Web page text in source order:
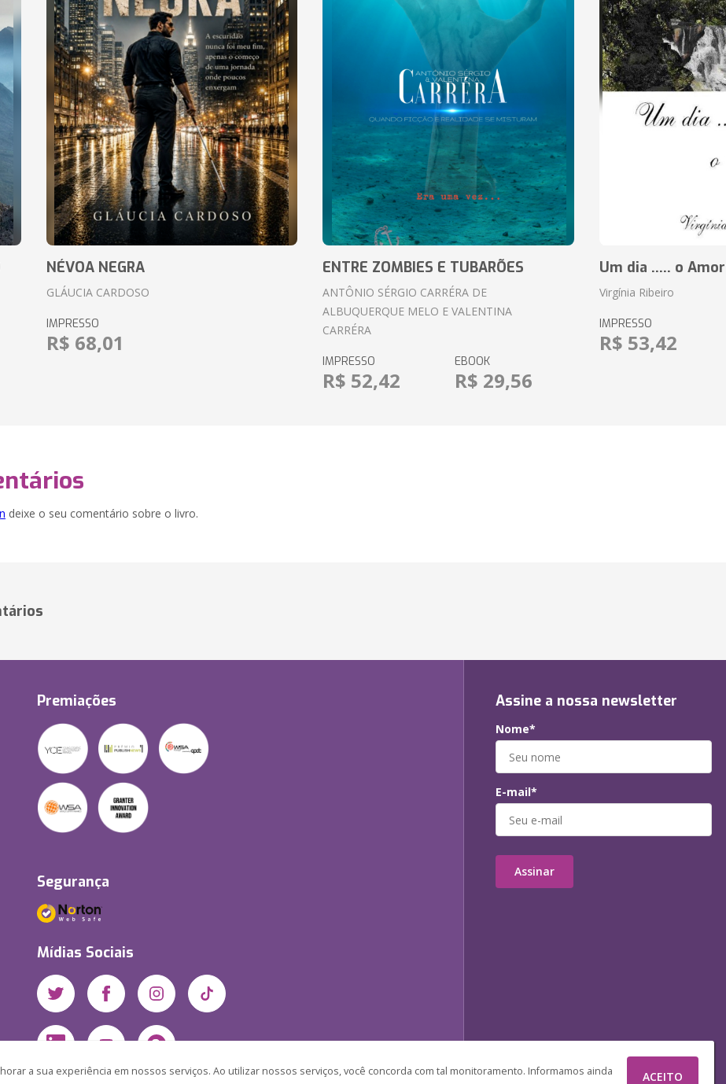
a sua experiência em nossos serviços. Ao utilizar nossos serviços, você concorda com tal monitoramento. Informamos ainda
ACEITO
NÉVOA NEGRA
GLÁUCIA CARDOSO
IMPRESSO
R$ 68,01
ENTRE ZOMBIES E TUBARÕES
ANTÔNIO SÉRGIO CARRÉRA DE
ALBUQUERQUE MELO E VALENTINA
CARRÉRA
IMPRESSO
R$ 52,42
EBOOK
R$ 29,56
Um dia ..... o Amor
Virgínia Ribeiro
IMPRESSO
R$ 53,42
deixe o seu comentário sobre o livro.
Premiações
Segurança
Mídias Sociais
Assine a nossa newsletter
Nome*
E-mail*
Assinar